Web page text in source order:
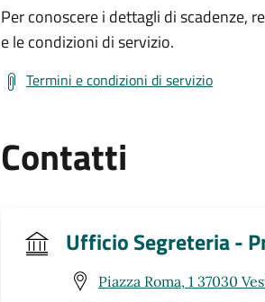
Per conoscere i dettagli di scadenze,
e le condizioni di servizio.
Termini e condizioni di servizio
Contatti
Ufficio Segreteria -
Piazza Roma, 1 37030